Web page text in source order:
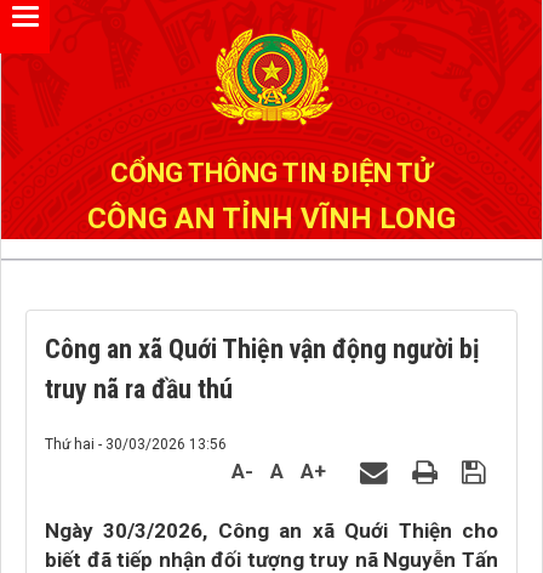
CỔNG THÔNG TIN ĐIỆN TỬ
CÔNG AN TỈNH VĨNH LONG
Công an xã Quới Thiện vận động người bị
truy nã ra đầu thú
Thứ hai - 30/03/2026 13:56
A- A A+
Ngày 30/3/2026, Công an xã Quới Thiện cho
biết đã tiếp nhận đối tượng truy nã Nguyễn Tấn